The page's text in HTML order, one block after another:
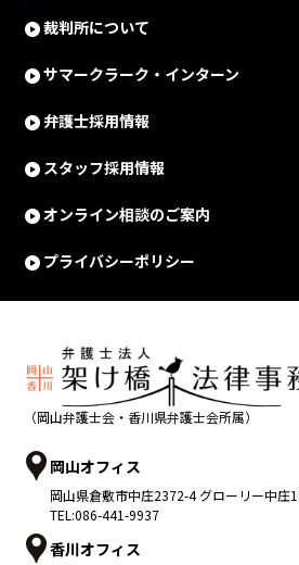
裁判所について
サマークラーク・インターン
弁護士採用情報
スタッフ採用情報
オンライン相談のご案内
プライバシーポリシー
（岡山弁護士会・香川県弁護士会所属）
岡山オフィス
岡山県倉敷市中庄2372-4 グローリー中庄
TEL:086-441-9937
香川オフィス